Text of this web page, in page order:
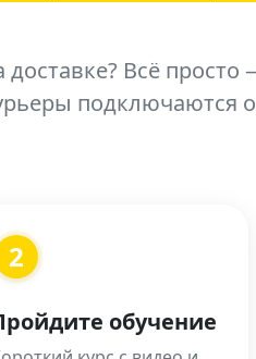
Всё
подключаются
2
обучение